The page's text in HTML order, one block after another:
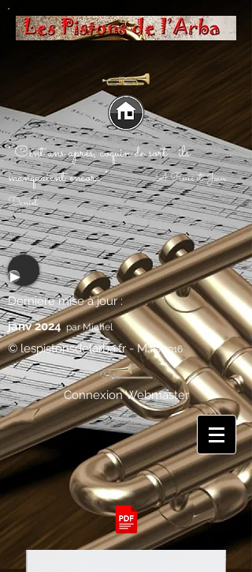
" Cent ans après, coquin de sort ils
manquaient encore "A René et Jean
Daniel
Dernière mise à jour :
janv 2024par Michel
© lespistonsdelarba.fr - Mars 2016
Connexion Webmaster